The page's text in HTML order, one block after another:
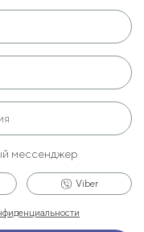
мессенджер
Viber